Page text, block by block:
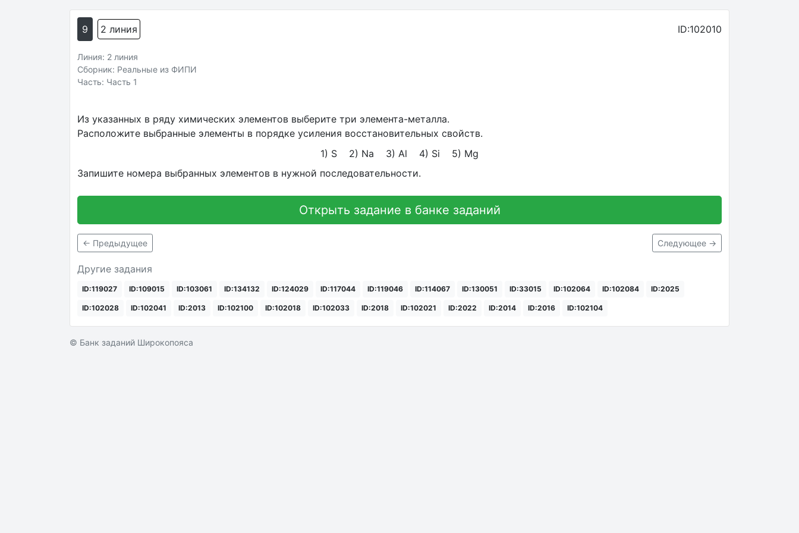
9 2 линия ID:102010
Линия: 2 линия
Сборник: Реальные из ФИПИ
Часть: Часть 1
Из указанных в ряду химических элементов выберите три элемента-металла.
Расположите выбранные элементы в порядке усиления восстановительных свойств.
1) S 2) Na 3) Al 4) Si 5) Mg
Запишите номера выбранных элементов в нужной последовательности.
Открыть задание в банке заданий
← Предыдущее Следующее →
Другие задания
ID:119027 ID:109015 ID:103061 ID:134132 ID:124029 ID:117044 ID:119046 ID:114067 ID:130051 ID:33015 ID:102064 ID:102084 ID:2025
ID:102028 ID:102041 ID:2013 ID:102100 ID:102018 ID:102033 ID:2018 ID:102021 ID:2022 ID:2014 ID:2016 ID:102104
© Банк заданий Широкопояса